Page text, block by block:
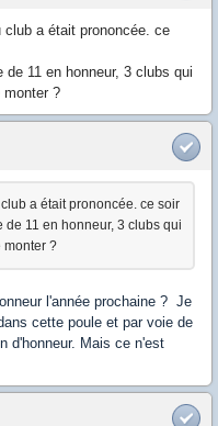
club a était prononcée. ce
11 en honneur, 3 clubs qui
monter ?
a était prononcée. ce soir
11 en honneur, 3 clubs qui
monter ?
l'année prochaine ? Je
cette poule et par voie de
d'honneur. Mais ce n'est